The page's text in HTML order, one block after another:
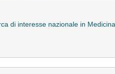
di interesse nazionale in